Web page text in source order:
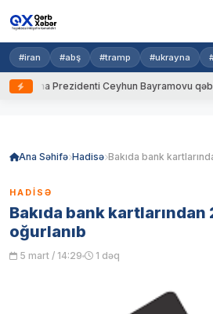
#iran #abş #tramp #ukrayna
Prezidenti Ceyhun Bayramovu qəbul
Ana Səhifə Hadisə Bakıda bank
HADISƏ
Bakıda bank
oğurlanıb
5 mart / 14:29 1 dəq